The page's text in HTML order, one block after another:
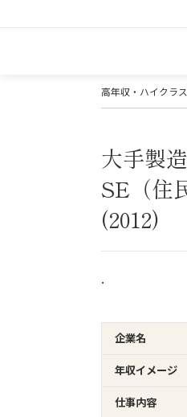
高年収・ハイクラ
大手製
SE（住
(2012)
.
企業名
年収イメージ
仕事内容